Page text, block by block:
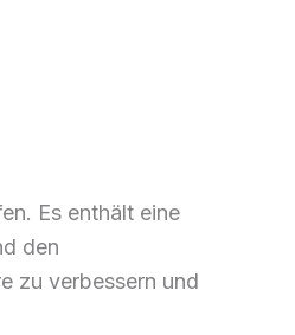
Es enthält eine
den
zu verbessern und